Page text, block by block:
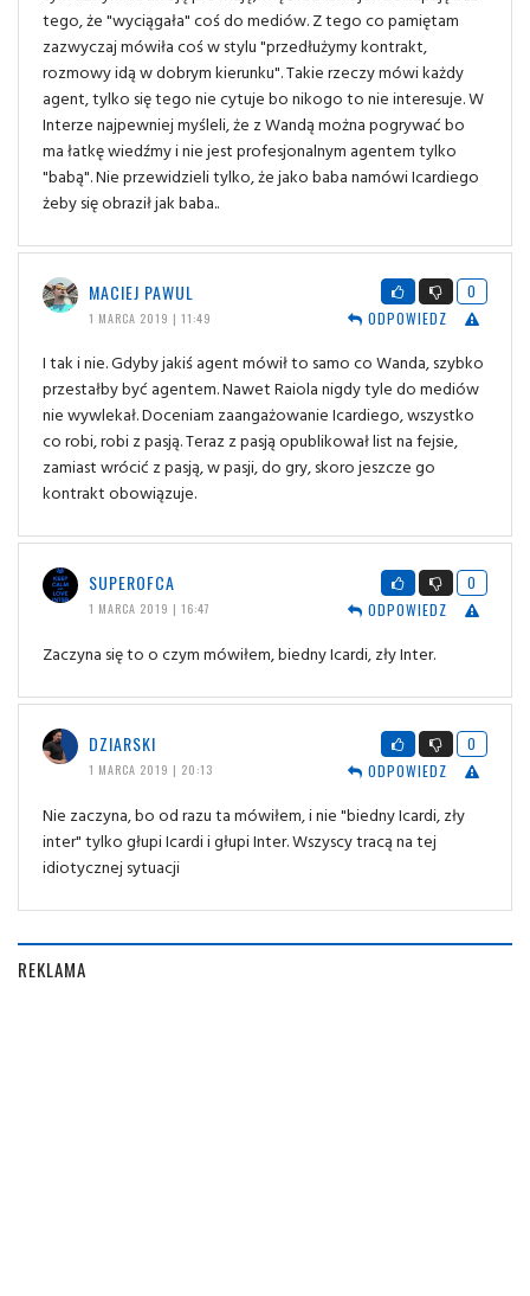
tego, że "wyciągała" coś do mediów. Z tego co pamiętam
zazwyczaj mówiła coś w stylu "przedłużymy kontrakt,
rozmowy idą w dobrym kierunku". Takie rzeczy mówi każdy
agent, tylko się tego nie cytuje bo nikogo to nie interesuje. W
Interze najpewniej myśleli, że z Wandą można pogrywać bo
ma łatkę wiedźmy i nie jest profesjonalnym agentem tylko
"babą". Nie przewidzieli tylko, że jako baba namówi Icardiego
żeby się obraził jak baba..
MACIEJ PAWUL
1 MARCA 2019 | 11:49
0
ODPOWIEDZ
I tak i nie. Gdyby jakiś agent mówił to samo co Wanda, szybko
przestałby być agentem. Nawet Raiola nigdy tyle do mediów
nie wywlekał. Doceniam zaangażowanie Icardiego, wszystko
co robi, robi z pasją. Teraz z pasją opublikował list na fejsie,
zamiast wrócić z pasją, w pasji, do gry, skoro jeszcze go
kontrakt obowiązuje.
SUPEROFCA
1 MARCA 2019 | 16:47
0
ODPOWIEDZ
Zaczyna się to o czym mówiłem, biedny Icardi, zły Inter.
DZIARSKI
1 MARCA 2019 | 20:13
0
ODPOWIEDZ
Nie zaczyna, bo od razu ta mówiłem, i nie "biedny Icardi, zły
inter" tylko głupi Icardi i głupi Inter. Wszyscy tracą na tej
idiotycznej sytuacji
REKLAMA